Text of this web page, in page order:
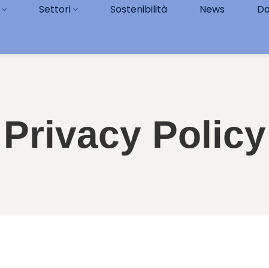
Settori Sostenibilità News
Privacy Policy